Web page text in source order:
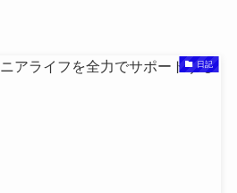
日記